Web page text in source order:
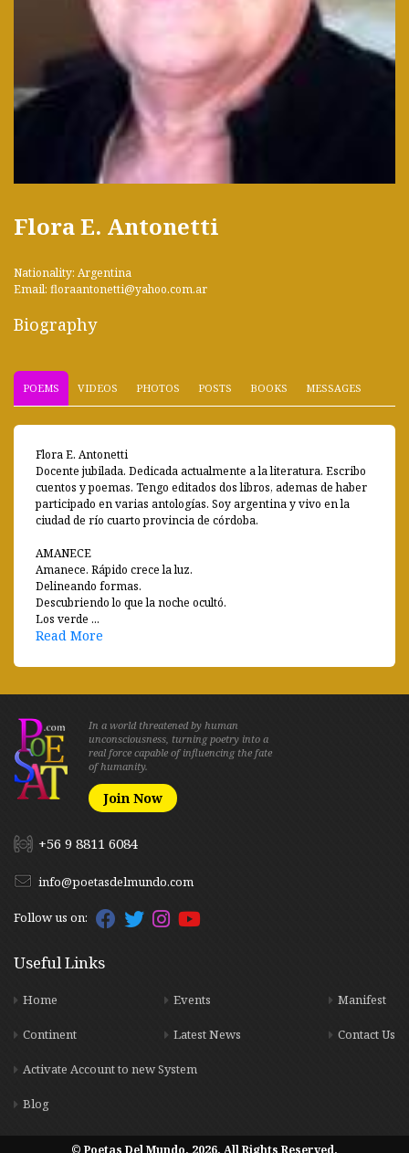
Flora E. Antonetti
Nationality: Argentina
Email: floraantonetti@yahoo.com.ar
Biography
POEMS VIDEOS PHOTOS POSTS BOOKS MESSAGES
Flora E. Antonetti
Docente jubilada. Dedicada actualmente a la literatura. Escribo
cuentos y poemas. Tengo editados dos libros, ademas de haber
participado en varias antologías. Soy argentina y vivo en la
ciudad de río cuarto provincia de córdoba.
AMANECE
Amanece. Rápido crece la luz.
Delineando formas.
Descubriendo lo que la noche ocultó.
Los verde ...
Read More
In a world threatened by human
unconsciousness, turning poetry into a
real force capable of influencing the fate
of humanity.
Join Now
+56 9 8811 6084
info@poetasdelmundo.com
Follow us on:
Useful Links
Home
Continent
Events
Latest News
Manifest
Contact Us
Activate Account to new System
Blog
© Poetas Del Mundo. 2026. All Rights Reserved.